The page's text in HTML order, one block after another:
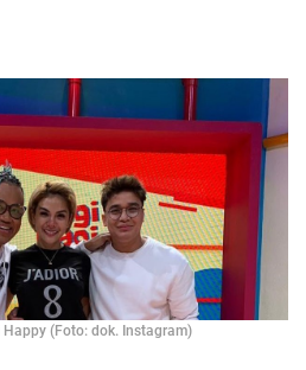
(Foto: dok. Instagram)